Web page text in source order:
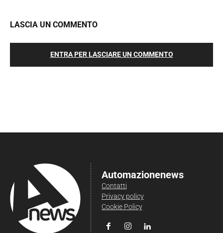
LASCIA UN COMMENTO
ENTRA PER LASCIARE UN COMMENTO
Automazionenews
Contatti
Privacy policy
Cookie Policy